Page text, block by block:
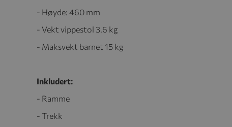
- Høyde: 460 mm
- Vekt vippestol 3.6 kg
- Maksvekt barnet 15 kg
Inkludert:
- Ramme
- Trekk